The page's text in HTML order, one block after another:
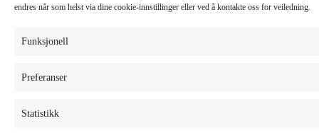
endres når som helst via dine cookie-innstillinger eller ved å kontakte oss for veiledning.
Funksjonell
Preferanser
Statistikk